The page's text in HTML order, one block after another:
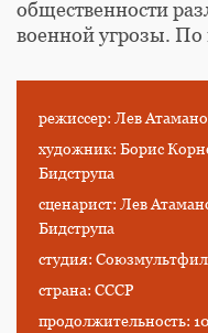
общественности
военной угрозы. По
режиссер: Лев
художник: Борис
Бидструпа
сценарист: Лев
Бидструпа
студия:
страна: СССР
продолжительность: